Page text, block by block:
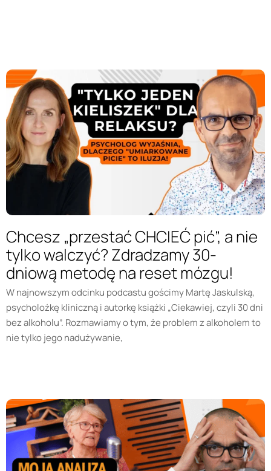
Chcesz „przestać CHCIEĆ pić”, a nie
tylko walczyć? Zdradzamy 30-
dniową metodę na reset mózgu!
W najnowszym odcinku podcastu gościmy Martę Jaskulską,
psycholożkę kliniczną i autorkę książki „Ciekawiej, czyli 30 dni
bez alkoholu”. Rozmawiamy o tym, że problem z alkoholem to
nie tylko jego nadużywanie,